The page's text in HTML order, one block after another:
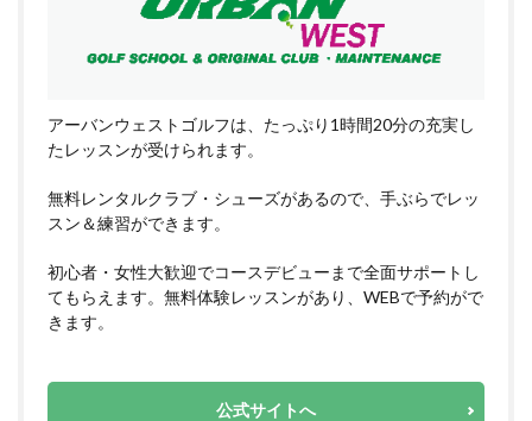
アーバンウェストゴルフは、たっぷり1時間20分の充実し
たレッスンが受けられます。
無料レンタルクラブ・シューズがあるので、手ぶらでレッ
スン＆練習ができます。
初心者・女性大歓迎でコースデビューまで全面サポートし
てもらえます。無料体験レッスンがあり、WEBで予約がで
きます。
公式サイトへ